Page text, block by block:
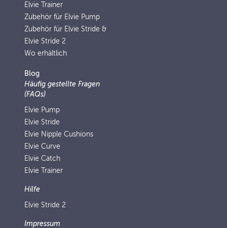
Elvie Trainer
Zubehör für Elvie Pump
Zubehör für Elvie Stride &
Elvie Stride 2
Wo erhältlich
Blog
Häufig gestellte Fragen
(FAQs)
Elvie Pump
Elvie Stride
Elvie Nipple Cushions
Elvie Curve
Elvie Catch
Elvie Trainer
Hilfe
Elvie Stride 2
Impressum